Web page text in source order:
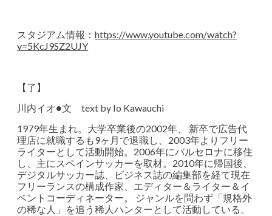
スタジアム情報：https://www.youtube.com/watch?
v=5KcJ9SZ2UJY
【了】
川内イオ●文 text by Io Kawauchi
1979年生まれ。大学卒業後の2002年、 新卒で広告代
理店に就職するも9ヶ月で退職し、2003年よりフリー
ライターとして活動開始。2006年にバルセロナに移住
し、主にスペインサッカーを取材。2010年に帰国後、
デジタルサッカー誌、ビジネス誌の編集部を経て現在
フリーランスの構成作家、エディター＆ライター＆イ
ベントコーディネーター。 ジャンルを問わず「規格外
の稀な人」を追う稀人ハンターとして活動している。